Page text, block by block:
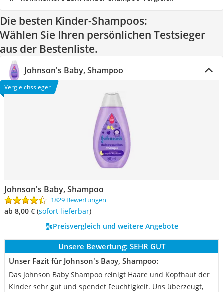
Die besten Kinder-Shampoos:
Wählen Sie Ihren persönlichen Testsieger
aus der Bestenliste.
Johnson's Baby, Shampoo
Vergleichssieger
Johnson's Baby, Shampoo
1829 Bewertungen
ab 8,00 € ( Sofort lieferbar)
Preisvergleich und weitere Angebote
Unsere Bewertung: SEHR GUT
Unser Fazit für Johnson's Baby, Shampoo:
Das Johnson Baby Shampoo reinigt Haare und Kopfhaut der
Kinder sehr gut und spendet Feuchtigkeit. Uns überzeugt,